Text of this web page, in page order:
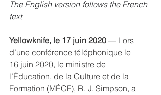
The English version follows the French
text
Yellowknife, le 17 juin 2020 — Lors
d’une conférence téléphonique le
16 juin 2020, le ministre de
l’Éducation, de la Culture et de la
Formation (MÉCF), R. J. Simpson, a